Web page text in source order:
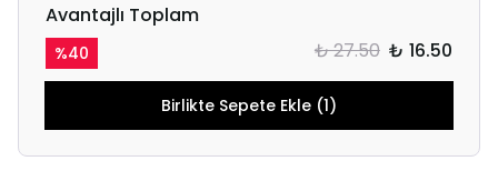
Avantajlı Toplam
%40 ₺ 27.50 ₺ 16.50
Birlikte Sepete Ekle (1)